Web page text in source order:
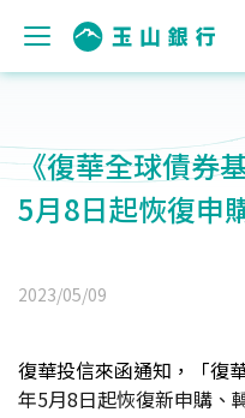
《復華全球債券
5月8日起恢復申
2023/05/09
復華投信來函通知，「復
年5月8日起恢復新申購、